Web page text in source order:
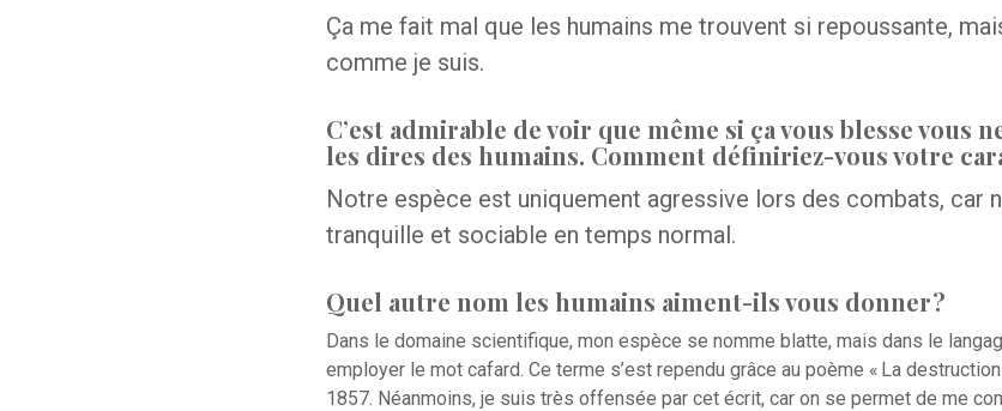
Ça me fait mal que les humains me trouvent si repoussante,
comme je suis.
C’est admirable de voir que même si ça vous blesse vous
les dires des humains. Comment définiriez-vous votre
Notre espèce est uniquement agressive lors des combats, car
tranquille et sociable en temps normal.
Quel autre nom les humains aiment-ils vous donner ?
Dans le domaine scientifique, mon espèce se nomme blatte, mais dans le
employer le mot cafard. Ce terme s’est rependu grâce au poème « La
1857. Néanmoins, je suis très offensée par cet écrit, car on se permet de me